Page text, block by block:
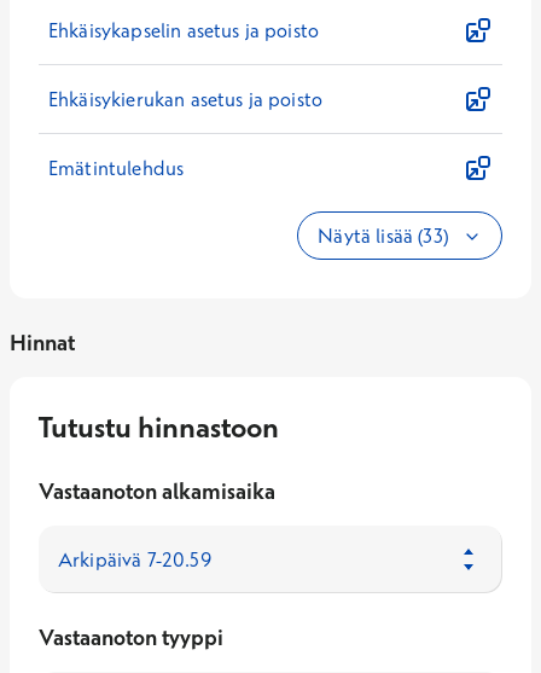
Ehkäisykapselin asetus ja poisto
Ehkäisykierukan asetus ja poisto
Emätintulehdus
Näytä lisää (33)
Hinnat
Tutustu hinnastoon
Vastaanoton alkamisaika
Vastaanoton tyyppi